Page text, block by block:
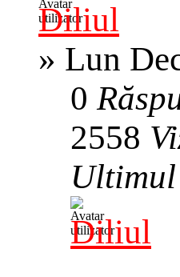
Diliul
» Lun
0
2558
Diliul